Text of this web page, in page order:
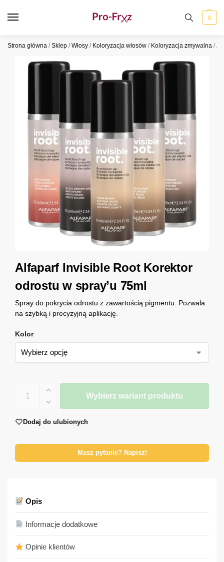
0
Strona główna /Sklep /Włosy / Koloryzacja włosów / Koloryzacja zmywalna /
Alfaparf Invisible Root Korektor
odrostu w spray’u 75ml
Spray do pokrycia odrostu z zawartością pigmentu. Pozwala
na szybką i precyzyjną aplikację.
Kolor
Wybierz wariant produktu
Dodaj do ulubionych
Masz pytanie? Napisz!
Opis
Informacje dodatkowe
Opinie klientów